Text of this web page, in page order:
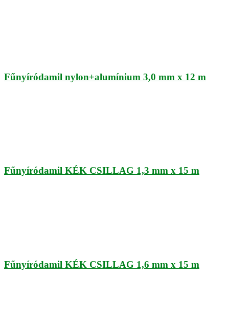
Fűnyíródamil nylon+alumínium 3,0 mm x 12 m
Fűnyíródamil KÉK CSILLAG 1,3 mm x 15 m
Fűnyíródamil KÉK CSILLAG 1,6 mm x 15 m